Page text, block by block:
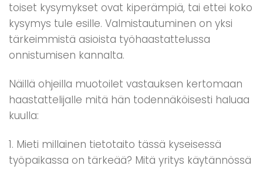
toiset kysymykset ovat kiperämpiä, tai ettei koko
kysymys tule esille. Valmistautuminen on yksi
tärkeimmistä asioista työhaastattelussa
onnistumisen kannalta.
Näillä ohjeilla muotoilet vastauksen kertomaan
haastattelijalle mitä hän todennäköisesti haluaa
kuulla:
1. Mieti millainen tietotaito tässä kyseisessä
työpaikassa on tärkeää? Mitä yritys käytännössä